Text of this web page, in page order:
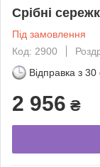
Срібні
Під замовлення
Код: 2900
Відправка з 30
2 956 ₴